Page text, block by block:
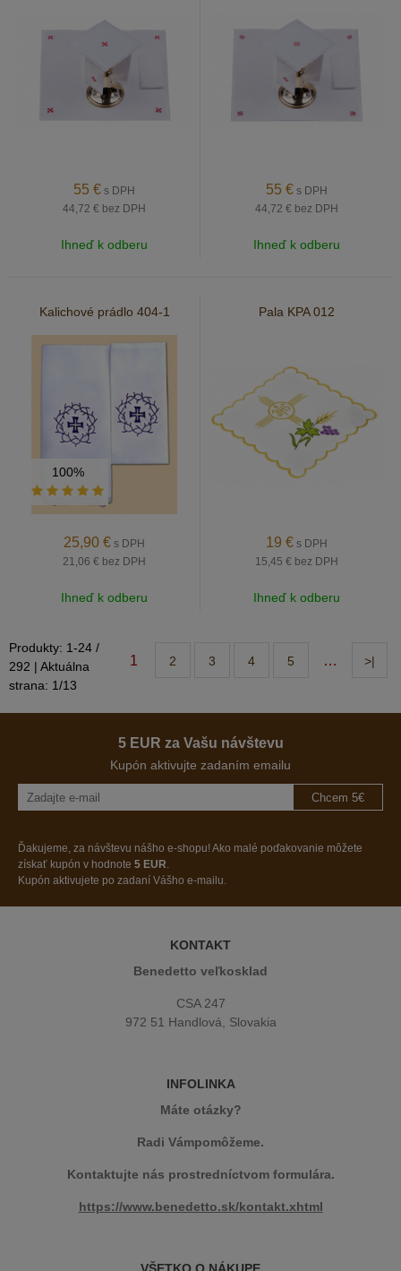
55 € s DPH
44,72 € bez DPH
Ihneď k odberu
55 € s DPH
44,72 € bez DPH
Ihneď k odberu
Kalichové prádlo 404-1
100%
25,90 € s DPH
21,06 € bez DPH
Ihneď k odberu
Pala KPA 012
19 € s DPH
15,45 € bez DPH
Ihneď k odberu
1 2 3 4 5 … >|
Produkty: 1-24 /
292 | Aktuálna
strana: 1/13
5 EUR za Vašu návštevu
Kupón aktivujte zadaním emailu
Chcem 5€
Ďakujeme, za návštevu nášho e-shopu! Ako malé poďakovanie môžete
získať kupón v hodnote 5 EUR.
Kupón aktivujete po zadaní Vášho e-mailu.
KONTAKT
Benedetto veľkosklad
CSA 247
972 51 Handlová, Slovakia
INFOLINKA
Máte otázky?
Radi Vámpomôžeme.
Kontaktujte nás prostredníctvom formulára.
https://www.benedetto.sk/kontakt.xhtml